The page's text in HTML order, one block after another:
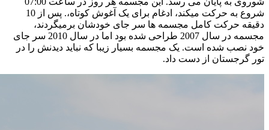
شروع به حرکت میکند، ادغام برای یک آغوش کوتاه،. پس از 10
دقیقه حرکت کامل مجسمه ها سر جای خودشان برمیگردند،
مجسمه در سال 2007 طراحی شده بود اما در سال 2010 سر جای
خود نصب شده است. یک مجسمه بسیار زیبا که نباید دیدنش را در
تور گرجستان از دست داد.